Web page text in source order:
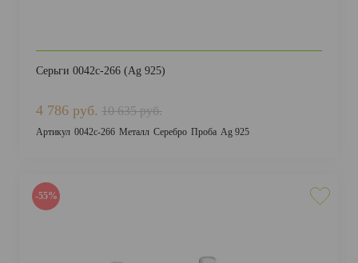
Серьги 0042с-266 (Ag 925)
4 786 руб. 10 635 руб.
Артикул 0042с-266 Металл Серебро Проба Ag 925
-55%